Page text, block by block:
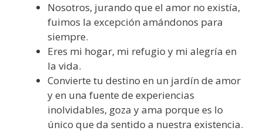
Nosotros, jurando que el amor no existía,
fuimos la excepción amándonos para
siempre.
Eres mi hogar, mi refugio y mi alegría en
la vida.
Convierte tu destino en un jardín de amor
y en una fuente de experiencias
inolvidables, goza y ama porque es lo
único que da sentido a nuestra existencia.